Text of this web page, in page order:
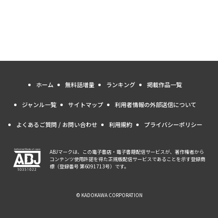
ホーム 無料話増量 ランキング 掲載作品一覧
ジャンル一覧 サイトマップ 利用者情報の外部送信について
よくあるご質問 / お問い合わせ 利用規約 プライバシーポリシー
ABJマークは、この電子書店・電子書籍配信サービスが、著作権者から
コンテンツ使用許諾を得た正規版配信サービスであることを示す登録商
標（登録番号 第6091713号）です。
© KADOKAWA CORPORATION